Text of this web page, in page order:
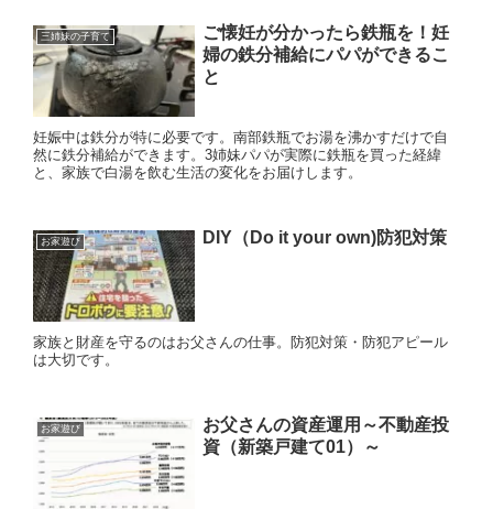
三姉妹の子育て
ご懐妊が分かったら鉄瓶を！妊
婦の鉄分補給にパパができるこ
と
妊娠中は鉄分が特に必要です。南部鉄瓶でお湯を沸かすだけで自
然に鉄分補給ができます。3姉妹パパが実際に鉄瓶を買った経緯
と、家族で白湯を飲む生活の変化をお届けします。
お家遊び DIY（Do it your own)防犯対策
家族と財産を守るのはお父さんの仕事。防犯対策・防犯アピール
は大切です。
お家遊び
お父さんの資産運用～不動産投
資（新築戸建て01）～